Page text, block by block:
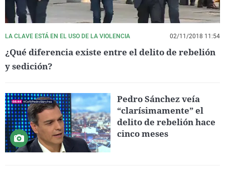
LA CLAVE ESTÁ EN EL USO DE LA VIOLENCIA 02/11/2018 11:54
¿Qué diferencia existe entre el delito de rebelión
y sedición?
Pedro Sánchez veía
“clarísimamente” el
delito de rebelión hace
cinco meses